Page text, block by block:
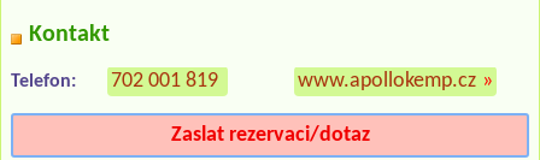
Kontakt
Telefon: 702 001 819 www.apollokemp.cz »
Zaslat rezervaci/dotaz